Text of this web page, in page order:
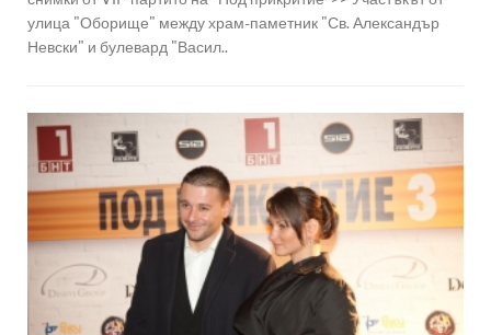
улица "Оборище" между храм-паметник "Св. Александър
Невски" и булевард "Васил..